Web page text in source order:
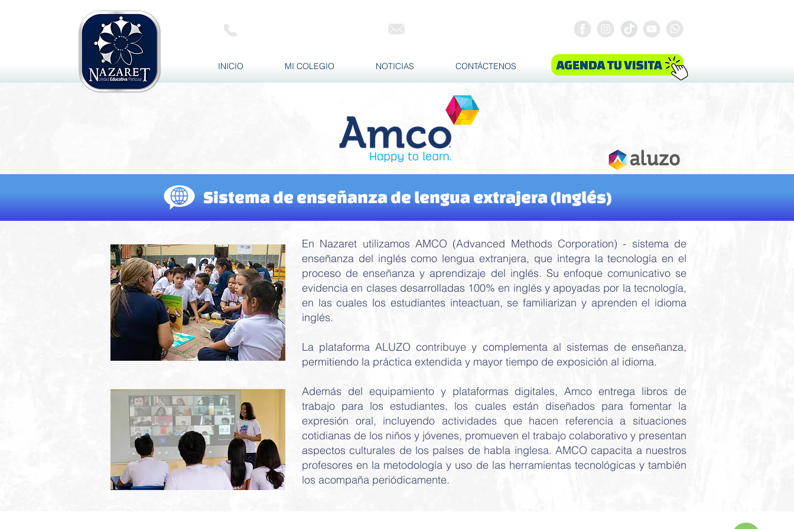
INICIO MI COLEGIO NOTICIAS CONTÁCTENOS
Sistema de enseñanza de lengua extrajera (Inglés)
En Nazaret utilizamos AMCO (Advanced Methods Corporation) - sistema de
enseñanza del inglés como lengua extranjera, que integra la tecnología en el
proceso de enseñanza y aprendizaje del inglés. Su enfoque comunicativo se
evidencia en clases desarrolladas 100% en inglés y apoyadas por la tecnología,
en las cuales los estudiantes inteactuan, se familiarizan y aprenden el idioma
inglés.
La plataforma ALUZO contribuye y complementa al sistemas de enseñanza,
permitiendo la práctica extendida y mayor tiempo de exposición al idioma.
Además del equipamiento y plataformas digitales, Amco entrega libros de
trabajo para los estudiantes, los cuales están diseñados para fomentar la
expresión oral, incluyendo actividades que hacen referencia a situaciones
cotidianas de los niños y jóvenes, promueven el trabajo colaborativo y presentan
aspectos culturales de los países de habla inglesa. AMCO capacita a nuestros
profesores en la metodología y uso de las herramientas tecnológicas y también
los acompaña periódicamente.